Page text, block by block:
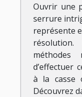
Ouvrir une
serrure
représente
méthodes
d’effectuer
à la casse
Découvrez